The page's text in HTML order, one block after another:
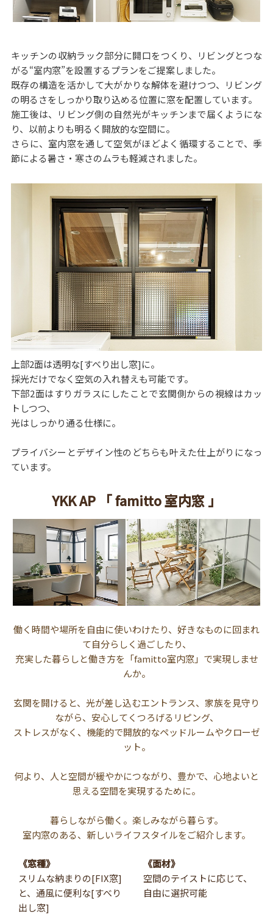
キッチンの収納ラック部分に開口をつくり、リビングとつな
がる“室内窓”を設置するプランをご提案しました。
既存の構造を活かして大がかりな解体を避けつつ、リビング
の明るさをしっかり取り込める位置に窓を配置しています。
施工後は、リビング側の自然光がキッチンまで届くようにな
り、以前よりも明るく開放的な空間に。
さらに、室内窓を通して空気がほどよく循環することで、季
節による暑さ・寒さのムラも軽減されました。
上部2面は透明な[すべり出し窓]に。
採光だけでなく空気の入れ替えも可能です。
下部2面はすりガラスにしたことで玄関側からの視線はカッ
トしつつ、
光はしっかり通る仕様に。
プライバシーとデザイン性のどちらも叶えた仕上がりになっ
ています。
YKK AP 「 famitto 室内窓 」
働く時間や場所を自由に使いわけたり、好きなものに回まれ
て自分らしく過ごしたり、
充実した暮らしと働き方を「famitto室内窓」で実現しませ
んか。
玄関を開けると、光が差し込むエントランス、家族を見守り
ながら、安心してくつろげるリピング、
ストレスがなく、機能的で開放的なペッドルームやクローゼ
ット。
何より、人と空間が緩やかにつながり、豊かで、心地よいと
思える空間を実現するために。
暮らしながら働く。楽しみながら暮らす。
室内窓のある、新しいライフスタイルをご紹介します。
《窓種》
スリムな納まりの[FIX窓]
と、通風に便利な[すべり
出し窓]
《面材》
空間のテイストに応じて、
自由に選択可能